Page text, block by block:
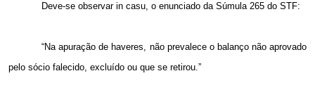
Deve-se observar in casu, o enunciado da Súmula 265 do STF:
“Na apuração de haveres, não prevalece o balanço não aprovado
pelo sócio falecido, excluído ou que se retirou.”